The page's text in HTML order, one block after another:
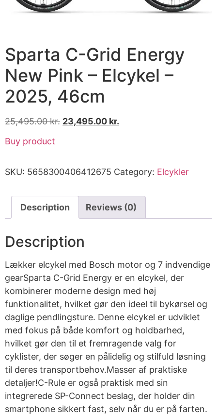
Sparta C-Grid Energy
New Pink – Elcykel –
2025, 46cm
25,495.00kr. 23,495.00 kr.
Buy product
SKU: 5658300406412675 Category: Elcykler
Description Reviews (0)
Description
Lækker elcykel med Bosch motor og 7 indvendige
gearSparta C-Grid Energy er en elcykel, der
kombinerer moderne design med høj
funktionalitet, hvilket gør den ideel til bykørsel og
daglige pendlingsture. Denne elcykel er udviklet
med fokus på både komfort og holdbarhed,
hvilket gør den til et fremragende valg for
cyklister, der søger en pålidelig og stilfuld løsning
til deres transportbehov.Masser af praktiske
detaljer!C-Rule er også praktisk med sin
integrerede SP-Connect beslag, der holder din
smartphone sikkert fast, selv når du er på farten.